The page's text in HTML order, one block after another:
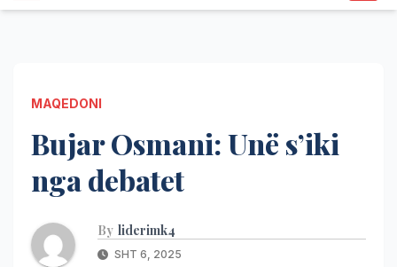
MAQEDONI
Bujar Osmani: Unë s’iki
nga debatet
By liderimk4
SHT 6, 2025